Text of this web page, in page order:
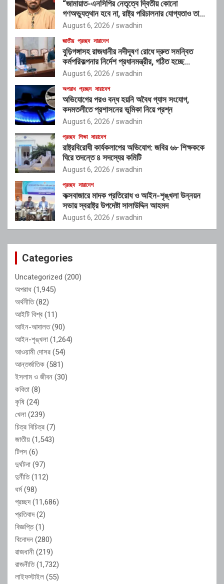
“জামায়াত-এনসিপির নেতৃত্বে দ্বিতীয় কোনো
গণঅভ্যুত্থান হবে না, রাষ্ট্র পরিচালনার যোগ্যতাও তাদের
নেই”: রাশেদ খাঁনের
August 6, 2026 swadhin
জাতীয় প্রচ্ছদ সারাদেশ
বুড়িগঙ্গাসহ রাজধানীর নদীদূষণ রোধে দ্রুত সমন্বিত
কর্মপরিকল্পনার নির্দেশ প্রধানমন্ত্রীর, গঠিত হচ্ছে
আন্তঃসংস্থা সমন্বয় কমিটি
August 6, 2026 swadhin
অপরাধ প্রচ্ছদ সারাদেশ
অভিযোগের পরও বন্ধ হয়নি অবৈধ গ্যাস সংযোগ,
কদমতলীতে প্রশাসনের ভূমিকা নিয়ে প্রশ্ন
August 6, 2026 swadhin
প্রচ্ছদ শিক্ষা সারাদেশ
রাষ্ট্রবিরোধী কার্যকলাপের অভিযোগ: জবির ৬৮ শিক্ষককে
ঘিরে তদন্তে ৪ সদস্যের কমিটি
August 6, 2026 swadhin
প্রচ্ছদ সারাদেশ
কক্সবাজারে মাদক প্রতিরোধ ও আইন-শৃঙ্খলা উন্নয়ন
সভায় স্বরাষ্ট্র উপদেষ্টা সালাউদ্দিন আহমদ
August 6, 2026 swadhin
Categories
Uncategorized (200)
অপরাধ (1,945)
অর্থনীতি(82)
আইটি বিশ্ব (11)
আইন-আদালত(90)
আইন-শৃঙ্খলা (1,264)
আওয়ামী দোসর (54)
আন্তর্জাতিক (581)
ইসলাম ও জীবন (30)
কবিতা (8)
কৃষি (24)
খেলা (239)
চিত্র বিচিত্র (7)
জাতীয় (1,543)
টিপস (6)
দুর্ঘটনা (97)
দুর্নীতি(112)
ধর্ম(98)
প্রচ্ছদ(11,686)
প্রতিবাদ(2)
বিজ্ঞপ্তি(1)
বিনোদন (280)
রাজধানী (219)
রাজনীতি(1,732)
লাইফস্টাইল (55)